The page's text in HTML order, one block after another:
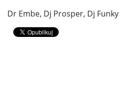
Dr Embe, Dj Prosper, Dj